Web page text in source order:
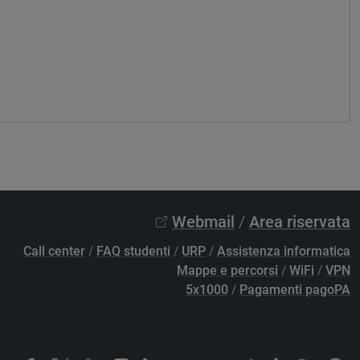
Webmail / Area riservata
Call center / FAQ studenti / URP / Assistenza informatica
Mappe e percorsi / WiFi / VPN
5x1000 / Pagamenti pagoPA